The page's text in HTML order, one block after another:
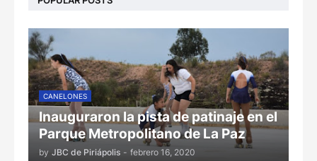
CANELONES
Inauguraron la pista de patinaje en el
Parque Metropolitano de La Paz
by JBC de Piriápolis - febrero 16, 2020